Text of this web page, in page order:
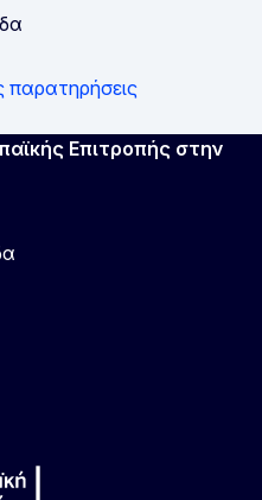
παρατηρήσεις
Επιτροπής στην